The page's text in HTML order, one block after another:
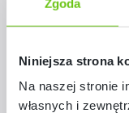
Zgoda
Niniejsza strona
Na naszej stronie
własnych i